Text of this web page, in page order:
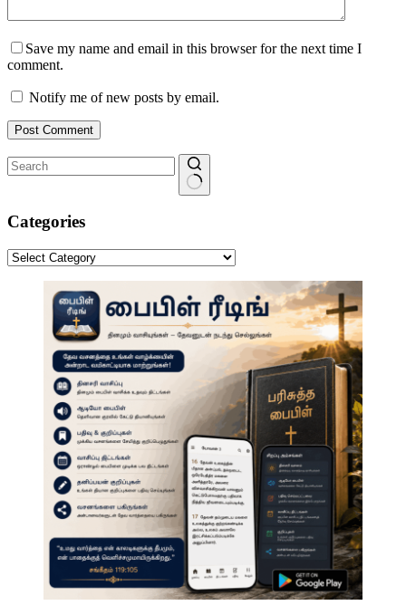
Save my name and email in this browser for the next time I
comment.
Notify me of new posts by email.
Post Comment
results
Categories
Categories